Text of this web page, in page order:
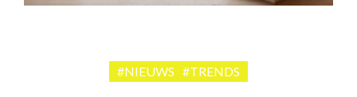
#NIEUWS #TRENDS